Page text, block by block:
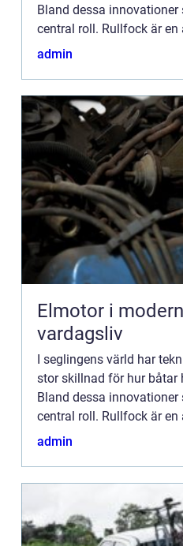
Bland dessa
central roll. Rullfock är en
möjliggör att seglet kan
admin
Elmotor i
vardagsliv
I seglingens värld har
stor skillnad för hur båtar
Bland dessa
central roll. Rullfock är en
möjliggör att seglet kan
admin